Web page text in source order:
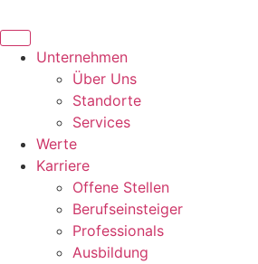
Unternehmen
Über Uns
Standorte
Services
Werte
Karriere
Offene Stellen
Berufseinsteiger
Professionals
Ausbildung